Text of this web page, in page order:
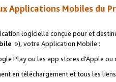
Applications Mobiles du
logicielle conçue pour et
»), votre Application Mobile :
Play ou les app stores d'Apple ou
en téléchargement et tous les